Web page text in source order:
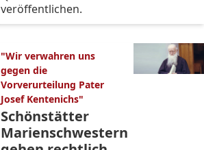
veröffentlichen.
"Wir verwahren uns
gegen die
Vorverurteilung Pater
Josef Kentenichs"
Schönstätter
Marienschwestern